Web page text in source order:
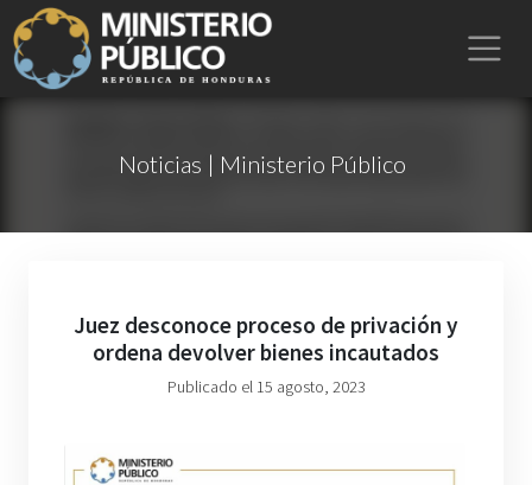
Noticias | Ministerio Público
Juez desconoce proceso de privación y
ordena devolver bienes incautados
Publicado el 15 agosto, 2023